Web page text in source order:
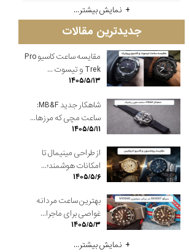
نمایش بیشتر...
جدیدترین مقالات
مقایسه ساعت کاسیو Pro
Trek و تیسوت ...
۱۴۰۵/۵/۱۳
شاهکار جدید MB&F:
ساعت مچی که مرزها...
۱۴۰۵/۵/۱۱
از طراحی مینیمال تا
امکانات هوشمند؛...
۱۴۰۵/۵/۶
بهترین ساعت مردانه
غواصی برای ماجرا...
۱۴۰۵/۵/۳
نمایش بیشتر...